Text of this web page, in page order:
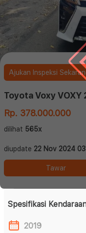
Ajukan Inspeksi
Toyota
Rp. 378.000.000
dilihat 565x
diupdate 22 Nov 2024
Tawar
Spesifikasi
2019